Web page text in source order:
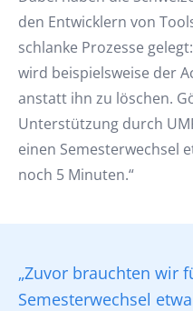
den Entwicklern von
schlanke Prozesse
wird beispielsweise der
anstatt ihn zu löschen.
Unterstützung durch
einen Semesterwechsel
noch 5 Minuten.“
„Zuvor brauchten wir
Semesterwechsel